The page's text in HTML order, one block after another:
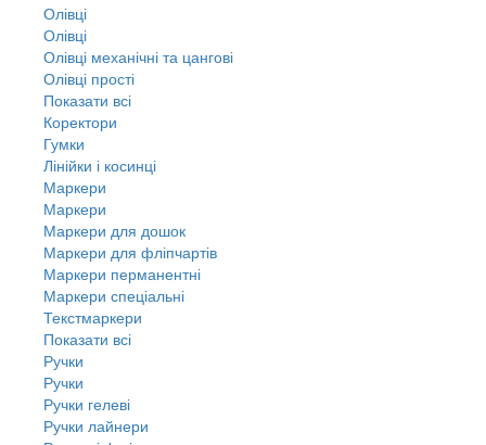
Олівці
Олівці
Олівці механічні та цангові
Олівці прості
Показати всі
Коректори
Гумки
Лінійки і косинці
Маркери
Маркери
Маркери для дошок
Маркери для фліпчартів
Маркери перманентні
Маркери спеціальні
Текстмаркери
Показати всі
Ручки
Ручки
Ручки гелеві
Ручки лайнери